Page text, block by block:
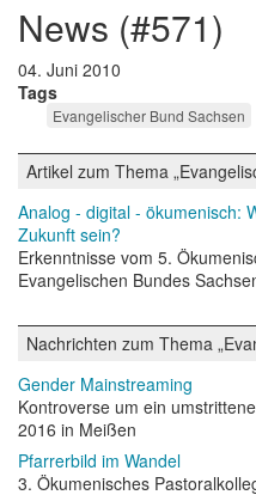
news (#571)
04. Juni 2010
Tags
Evangelischer Bund Sachsen
Artikel zum Thema
Analog - digital - ökumenisch:
Zukunft sein?
Erkenntnisse vom 5.
Evangelischen Bundes
Nachrichten zum Thema
Gender Mainstreaming
Kontroverse um ein
2016 in Meißen
Pfarrerbild im Wandel
3. Ökumenisches